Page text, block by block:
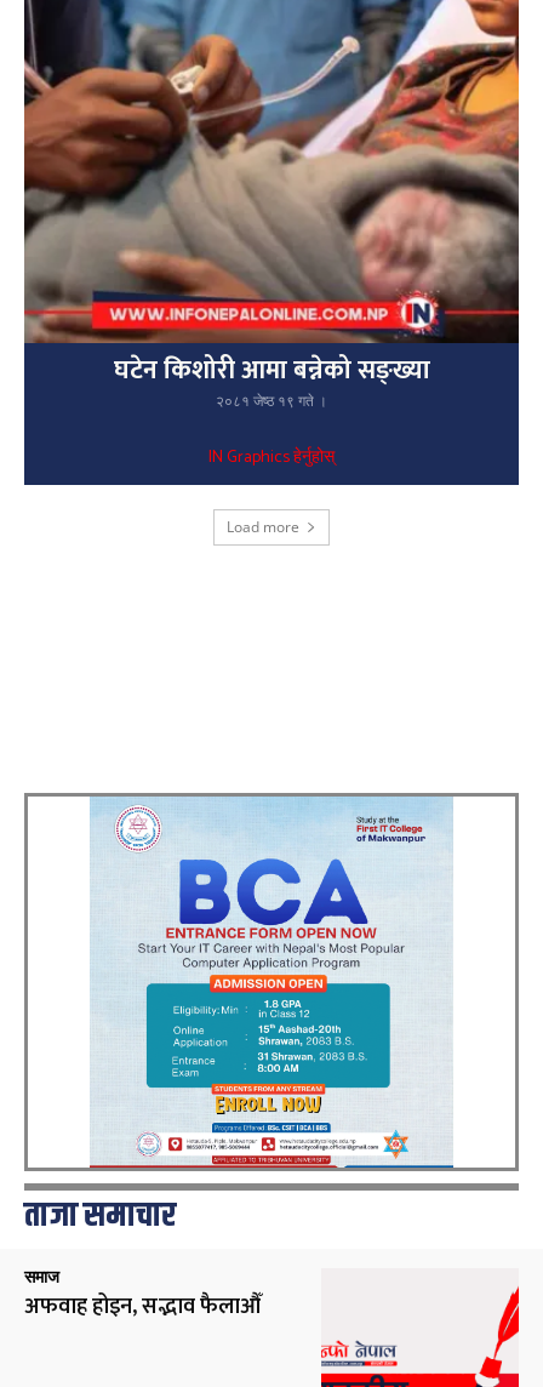
घटेन किशोरी आमा बन्नेको सङ्ख्या
२०८१ जेष्ठ १९ गते ।
IN Graphics हेर्नुहोस्
Load more
ताजा समाचार
समाज
अफवाह होइन, सद्भाव फैलाऔँ